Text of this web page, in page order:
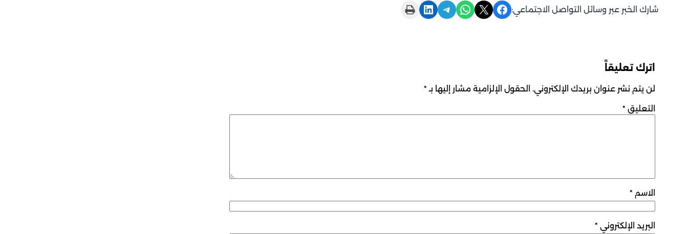
شارك الخبر عبر وسائل التواصل الاجتماعي: Share on Facebook
Share on X
Share on WhatsApp
Share on Telegram
Share on LinkedIn
Print this Page
اترك تعليقاً
لن يتم نشر عنوان بريدك الإلكتروني. الحقول الإلزامية مشار إليها بـ *
التعليق *
الاسم *
البريد الإلكتروني *